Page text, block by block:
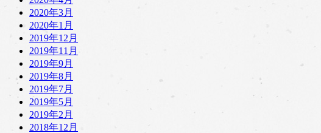
2020年3月
2020年1月
2019年12月
2019年11月
2019年9月
2019年8月
2019年7月
2019年5月
2019年2月
2018年12月